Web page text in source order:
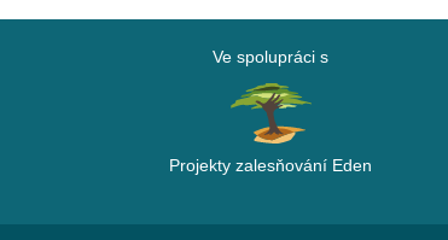
Ve spolupráci s
Projekty zalesňování Eden